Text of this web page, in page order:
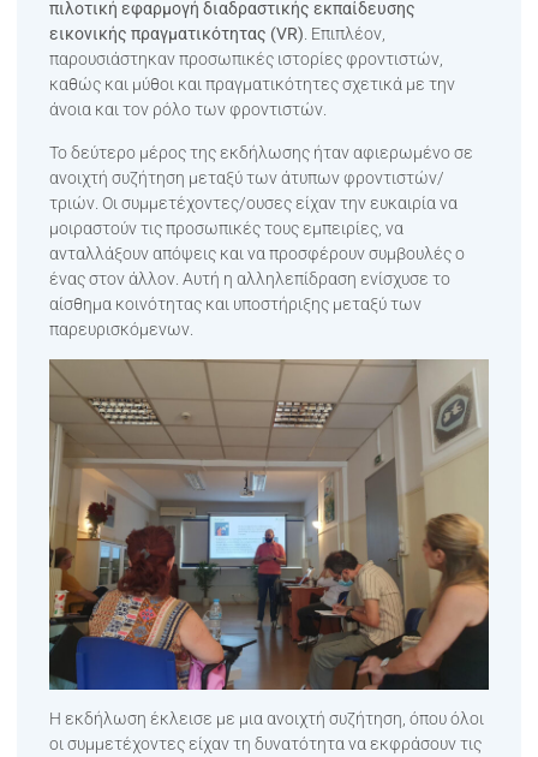
πιλοτική εφαρμογή διαδραστικής εκπαίδευσης
εικονικής πραγματικότητας (VR). Επιπλέον,
παρουσιάστηκαν προσωπικές ιστορίες φροντιστών,
καθώς και μύθοι και πραγματικότητες σχετικά με την
άνοια και τον ρόλο των φροντιστών.
Το δεύτερο μέρος της εκδήλωσης ήταν αφιερωμένο σε
ανοιχτή συζήτηση μεταξύ των άτυπων φροντιστών/
τριών. Οι συμμετέχοντες/ουσες είχαν την ευκαιρία να
μοιραστούν τις προσωπικές τους εμπειρίες, να
ανταλλάξουν απόψεις και να προσφέρουν συμβουλές ο
ένας στον άλλον. Αυτή η αλληλεπίδραση ενίσχυσε το
αίσθημα κοινότητας και υποστήριξης μεταξύ των
παρευρισκόμενων.
Η εκδήλωση έκλεισε με μια ανοιχτή συζήτηση, όπου όλοι
οι συμμετέχοντες είχαν τη δυνατότητα να εκφράσουν τις